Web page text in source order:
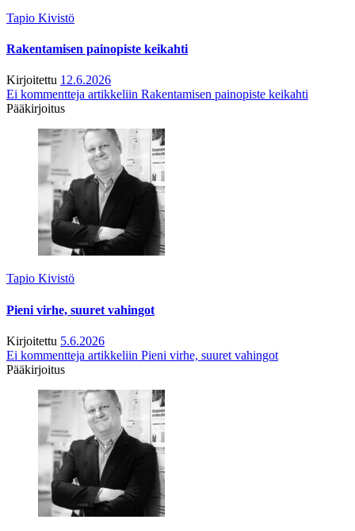
Tapio Kivistö
Rakentamisen painopiste keikahti
Kirjoitettu 12.6.2026
Ei kommentteja artikkeliin Rakentamisen painopiste keikahti
Pääkirjoitus
Tapio Kivistö
Pieni virhe, suuret vahingot
Kirjoitettu 5.6.2026
Ei kommentteja artikkeliin Pieni virhe, suuret vahingot
Pääkirjoitus